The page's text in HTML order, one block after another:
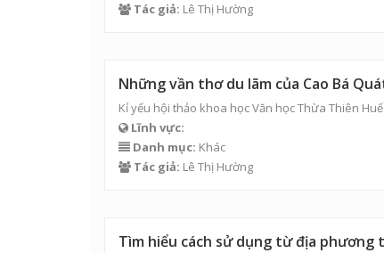
Tác giả: Lê Thị Hường
Những vần thơ du lãm của Cao Bá
Kỉ yếu hội thảo khoa học Văn học Thừa Thiên
Lĩnh vực:
Danh mục: Khác
Tác giả: Lê Thị Hường
Tìm hiểu cách sử dụng từ địa phương